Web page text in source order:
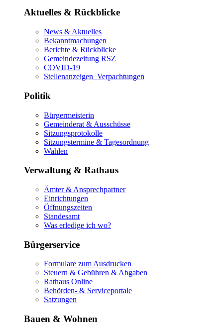
Aktuelles & Rückblicke
News & Aktuelles
Bekanntmachungen
Berichte & Rückblicke
Gemeindezeitung RSZ
COVID-19
Stellenanzeigen_Verpachtungen
Politik
Bürgermeisterin
Gemeinderat & Ausschüsse
Sitzungsprotokolle
Sitzungstermine & Tagesordnung
Wahlen
Verwaltung & Rathaus
Ämter & Ansprechpartner
Einrichtungen
Öffnungszeiten
Standesamt
Was erledige ich wo?
Bürgerservice
Formulare zum Ausdrucken
Steuern & Gebühren & Abgaben
Rathaus Online
Behörden- & Serviceportale
Satzungen
Bauen & Wohnen